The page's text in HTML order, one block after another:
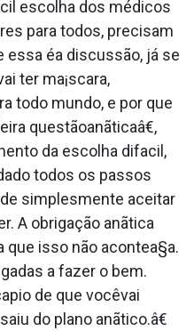
escolha dos médicos
para todos, precisam
éa discussão, já se
ter ma¡scara,
todo mundo, e por que
questãoanãticaâ€,
da escolha difa­cil,
todos os passos
simplesmente aceitar
A obrigação anãtica
que isso não acontea§a.
a fazer o bem.
de que vocêvai
do plano anãtico.â€